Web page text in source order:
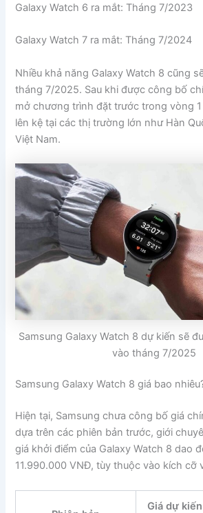
Galaxy Watch 6 ra mắt: Tháng 7/2023
Galaxy Watch 7 ra mắt: Tháng 7/2024
Nhiều khả năng Galaxy Watch 8 cũng
tháng 7/2025. Sau khi được công bố
mở chương trình đặt trước trong vòng
lên kệ tại các thị trường lớn như Hàn
Việt Nam.
Samsung Galaxy Watch 8 dự kiến sẽ
vào tháng 7/2025
Samsung Galaxy Watch 8 giá bao
Hiện tại, Samsung chưa công bố giá
dựa trên các phiên bản trước, giới
giá khởi điểm của Galaxy Watch 8 dao
11.990.000 VNĐ, tùy thuộc vào kích cỡ
Giá dự kiến